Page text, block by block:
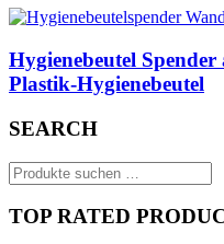
Hygienebeutel
Plastik-Hygienebeutel
SEARCH
Suchen
nach:
TOP RATED